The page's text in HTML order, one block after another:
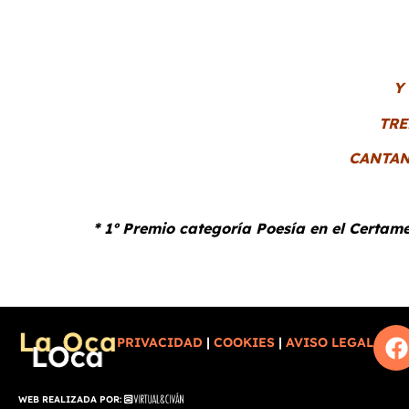
* 1º Premio categoría Poesía en el
PRIVACIDAD |COOKIES |AVISO LEGAL
WEB REALIZADA POR: